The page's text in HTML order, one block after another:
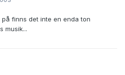
finns det inte en enda ton
musik...